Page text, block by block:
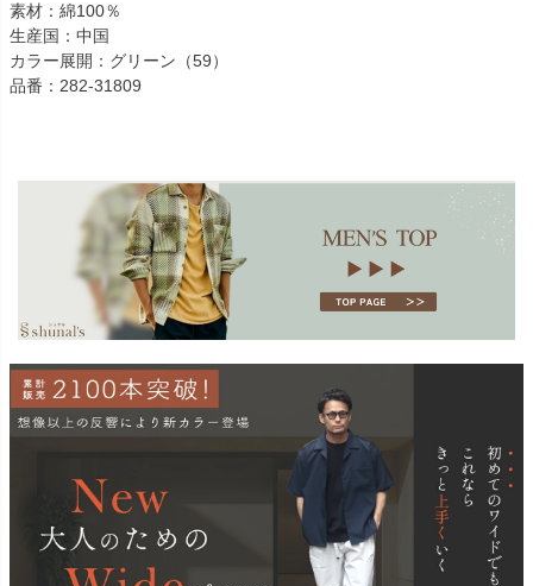
素材：綿100％
生産国：中国
カラー展開：グリーン（59）
品番：282-31809